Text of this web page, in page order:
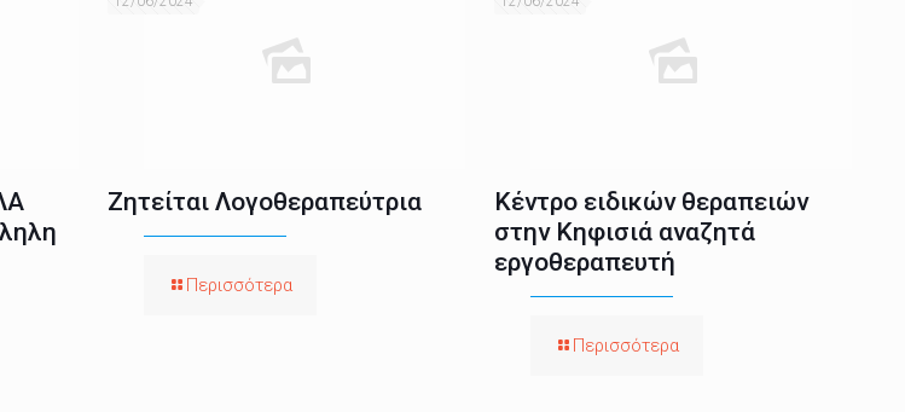
Ζητείται Λογοθεραπεύτρια
Περισσότερα
Κέντρο ειδικών θεραπειών
στην Κηφισιά αναζητά
εργοθεραπευτή
Περισσότερα